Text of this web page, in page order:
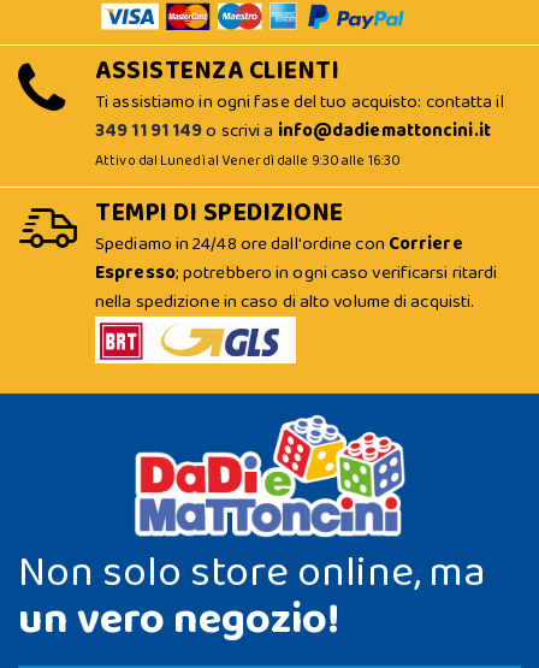
ASSISTENZA CLIENTI
Ti assistiamo in ogni fase del tuo acquisto: contatta il
349 11 91 149o scrivi a info@dadiemattoncini.it
Attivo dal Lunedì al Venerdì dalle 9:30 alle 16:30
TEMPI DI SPEDIZIONE
Spediamo in 24/48 ore dall'ordine con Corriere
Espresso; potrebbero in ogni caso verificarsi ritardi
nella spedizione in caso di alto volume di acquisti.
Non solo store online, ma
un vero negozio!